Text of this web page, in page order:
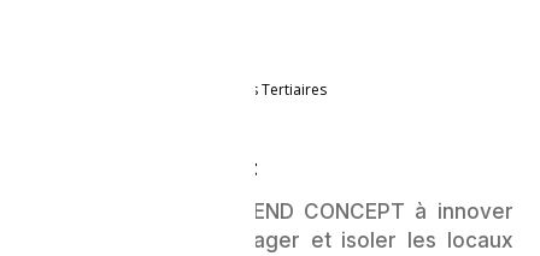
Espaces Tertiaires
Description du projet
Toute l'équipe de TREND CONCEPT à innover
dans ce projet. Aménager et isoler les locaux